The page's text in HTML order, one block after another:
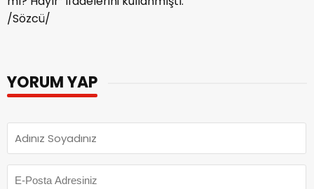
/Sözcü/
YORUM YAP